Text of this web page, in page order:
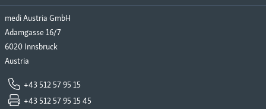
medi Austria GmbH
Adamgasse 16/7
6020 Innsbruck
Austria
+43 512 57 95 15
+43 512 57 95 15 45